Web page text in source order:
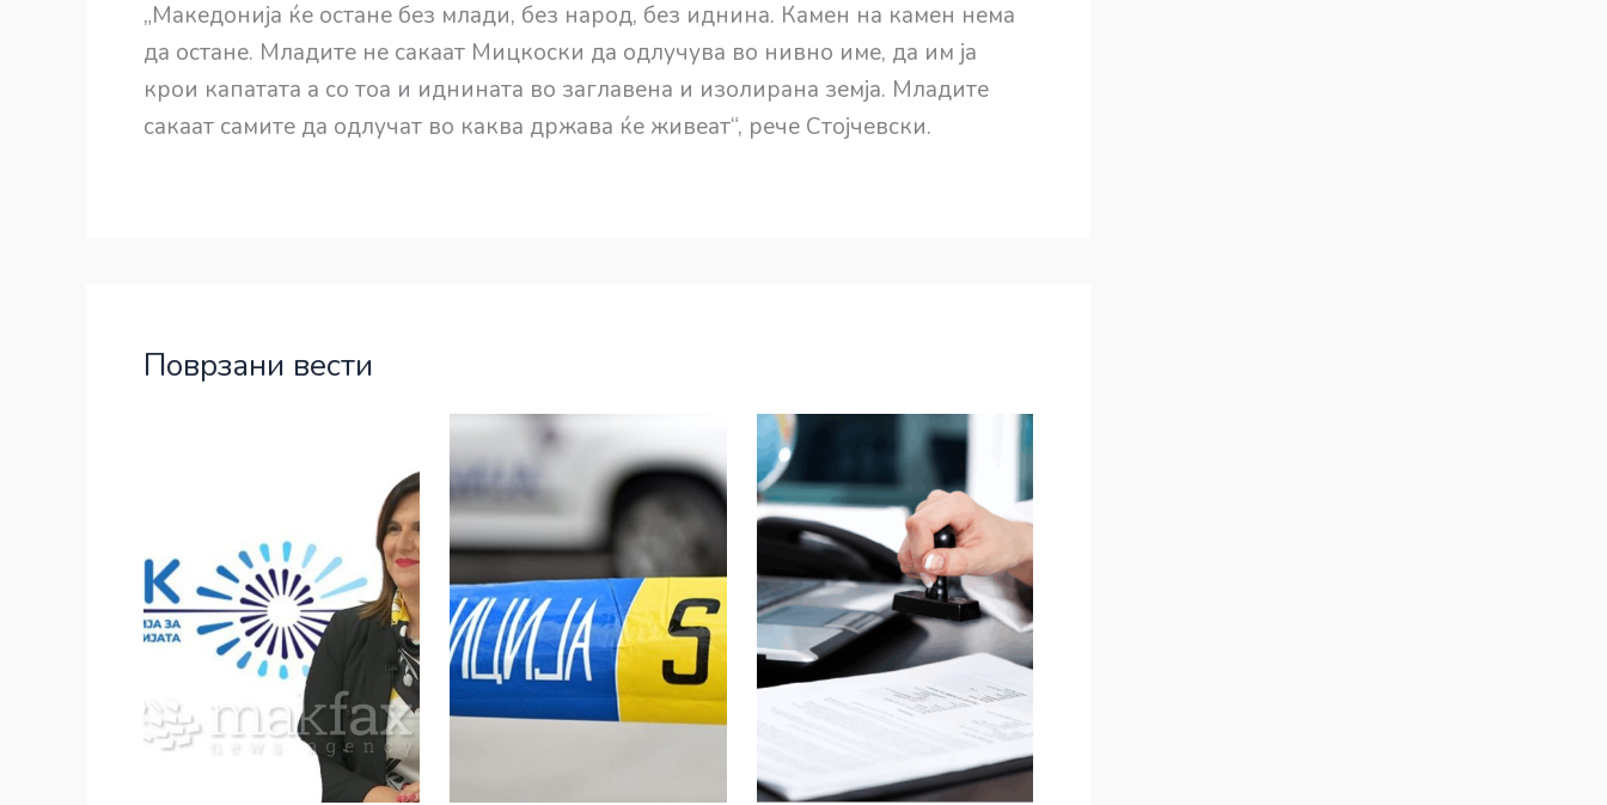
„Македонија ќе остане без млади, без народ, без иднина. Камен на камен нема
да остане. Младите не сакаат Мицкоски да одлучува во нивно име, да им ја
крои капатата а со тоа и иднината во заглавена и изолирана земја. Младите
сакаат самите да одлучат во каква држава ќе живеат“, рече Стојчевски.
Поврзани вести